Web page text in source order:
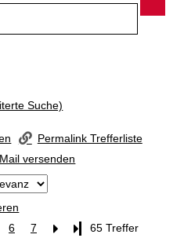
Suche)
Permalink Trefferliste
versenden
6 7 Letzte Seite
65 Treffer